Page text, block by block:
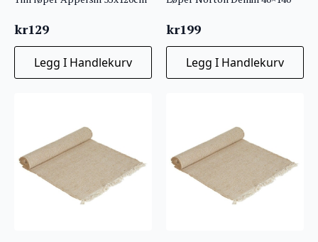
kr129
Legg I Handlekurv
kr199
Legg I Handlekurv